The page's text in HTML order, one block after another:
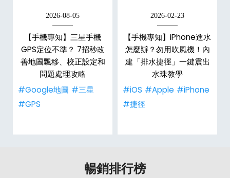
2026-08-05
【手機專知】三星手機
GPS定位不準？ 7招秒改
善地圖飄移、校正設定和
問題處理攻略
#Google地圖 #三星
#GPS
2026-02-23
【手機專知】iPhone進水
怎麼辦？勿用吹風機！內
建「排水捷徑」一鍵震出
水珠教學
#iOS #Apple #iPhone
#捷徑
暢銷排行榜